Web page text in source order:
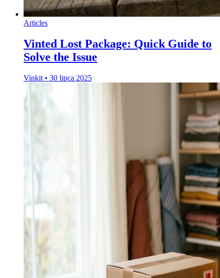
Articles
Vinted Lost Package: Quick Guide to
Solve the Issue
Vinkit • 30 lipca 2025